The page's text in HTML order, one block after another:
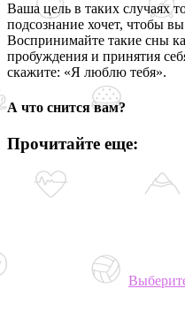
Ваша цель в таких случаях
подсознание хочет, чтобы
Воспринимайте такие сны
пробуждения и принятия
скажите: «Я люблю тебя».
А что снится вам?
Прочитайте еще: